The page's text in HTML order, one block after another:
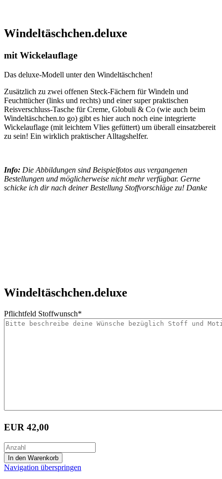
Windeltäschchen.deluxe
mit Wickelauflage
Das deluxe-Modell unter den Windeltäschchen!
Zusätzlich zu zwei offenen Steck-Fächern für Windeln und
Feuchttücher (links und rechts) und einer super praktischen
Reisverschluss-Tasche für Creme, Globuli & Co (wie auch beim
Windeltäschchen.to go) gibt es hier auch noch eine integrierte
Wickelauflage (mit leichtem Vlies gefüttert) um überall einsatzbereit
zu sein! Ein wirklich praktischer Alltagshelfer.
Info: Die Abbildungen sind Beispielfotos aus vergangenen
Bestellungen und möglicherweise nicht mehr verfügbar. Gerne
schicke ich dir nach deiner Bestellung Stoffvorschläge zu! Danke
Windeltäschchen.deluxe
Pflichtfeld Stoffwunsch*
EUR 42,00
Navigation überspringen